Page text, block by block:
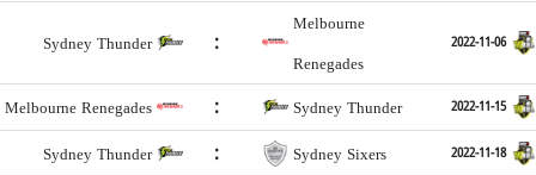
Sydney Thunder :
Melbourne
Renegades
2022-11-06
Melbourne Renegades : Sydney Thunder 2022-11-15
Sydney Thunder : Sydney Sixers 2022-11-18